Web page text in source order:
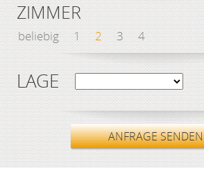
ZIMMER
beliebig 1 2 3 4
LAGE
ANFRAGE SENDEN